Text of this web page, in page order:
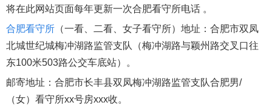
将在此网站页面每年更新一次合肥看守所电话 。
合肥看守所 （一看、二看、女子看守所）地址：合肥市双凤
北城世纪城梅冲湖路监管支队（梅冲湖路与颖州路交叉口往
东100米503路公交车底站）。
邮寄地址：合肥市长丰县双凤梅冲湖路监管支队合肥男/
（女）看守所xx号房xxx收。